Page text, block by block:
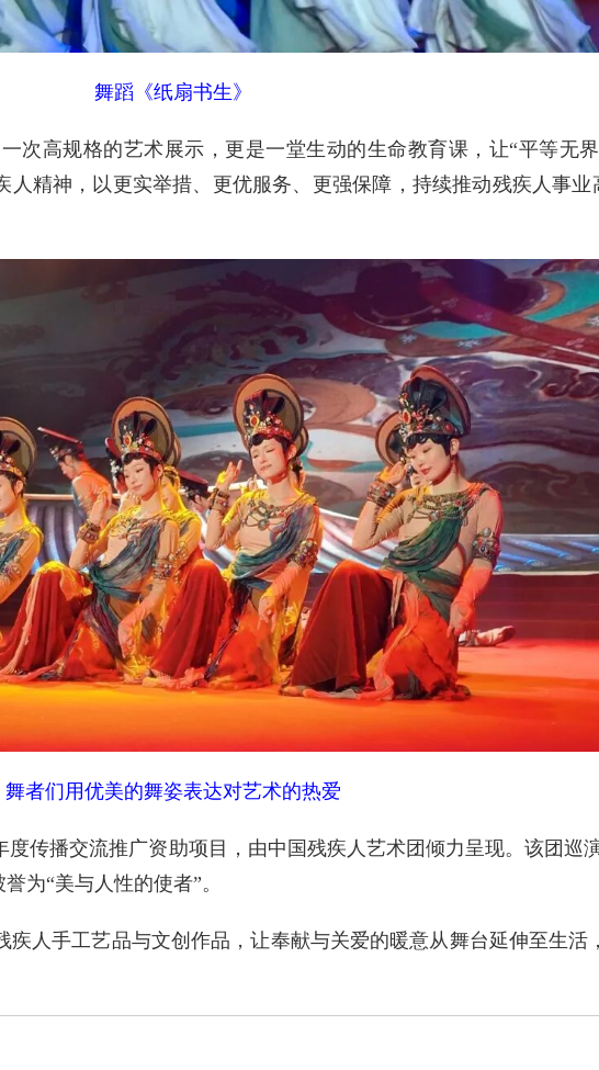
舞蹈《纸扇书生》
高规格的艺术展示，更是一堂生动的生命教育课，让“平等无界
精神，以更实举措、更优服务、更强保障，持续推动残疾人事
舞者们用优美的舞姿表达对艺术的热爱
播交流推广资助项目，由中国残疾人艺术团倾力呈现。该团巡
为“美与人性的使者”。
手工艺品与文创作品，让奉献与关爱的暖意从舞台延伸至生活